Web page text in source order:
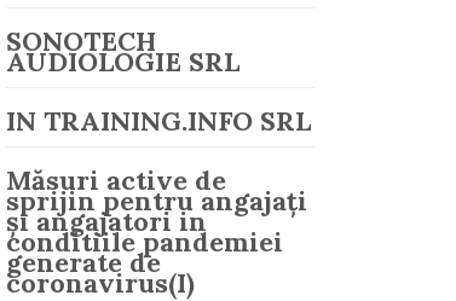
SONOTECH
AUDIOLOGIE SRL
IN TRAINING.INFO SRL
Măsuri active de
sprijin pentru angajați
și angajatori in
conditiile pandemiei
generate de
coronavirus(I)